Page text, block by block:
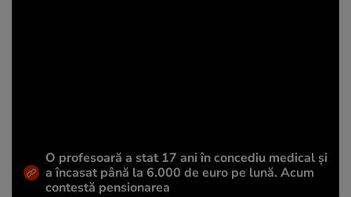
O profesoară a stat 17 ani în concediu medical și
a încasat până la 6.000 de euro pe lună. Acum
contestă pensionarea